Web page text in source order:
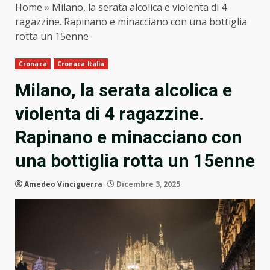
Home » Milano, la serata alcolica e violenta di 4
ragazzine. Rapinano e minacciano con una bottiglia
rotta un 15enne
Cronaca Cronaca Italia
Milano, la serata alcolica e
violenta di 4 ragazzine.
Rapinano e minacciano con
una bottiglia rotta un 15enne
Amedeo Vinciguerra Dicembre 3, 2025